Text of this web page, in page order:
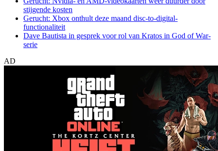
stijgende kosten
Gerucht: Xbox onthult deze maand disc-to-digital-
functionaliteit
Dave Bautista in gesprek voor rol van Kratos in God of War-
serie
AD